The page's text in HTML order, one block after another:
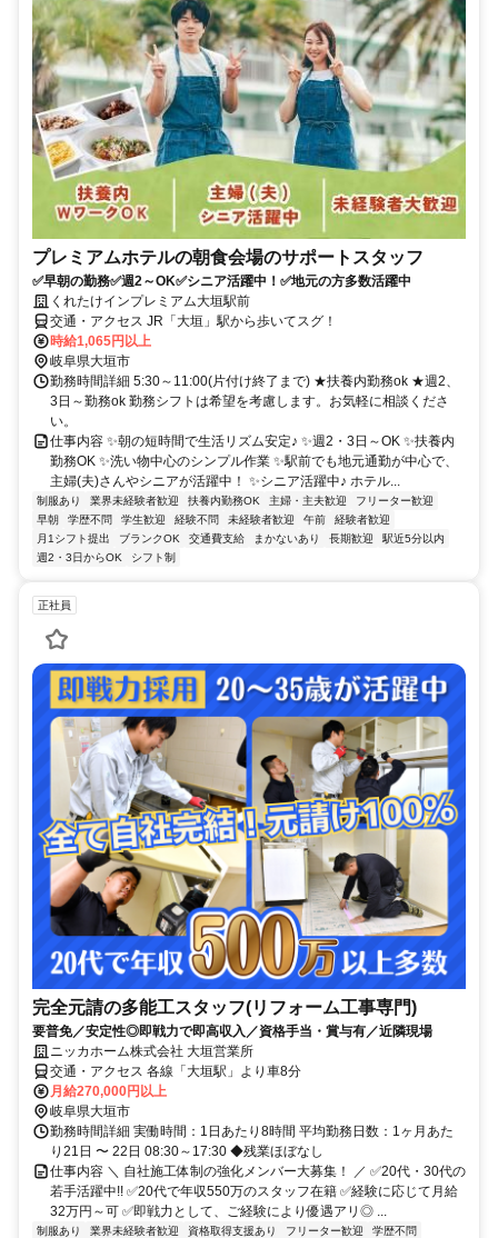
プレミアムホテルの朝食会場のサポートスタッフ
✅早朝の勤務✅週2～OK✅シニア活躍中！✅地元の方多数活躍中
くれたけインプレミアム大垣駅前
交通・アクセス JR「大垣」駅から歩いてスグ！
時給1,065円以上
岐阜県大垣市
勤務時間詳細 5:30～11:00(片付け終了まで) ★扶養内勤務ok ★週2、
3日～勤務ok 勤務シフトは希望を考慮します。お気軽に相談くださ
い。
仕事内容 ✨朝の短時間で生活リズム安定♪ ✨週2・3日～OK ✨扶養内
勤務OK ✨洗い物中心のシンプル作業 ✨駅前でも地元通勤が中心で、
主婦(夫)さんやシニアが活躍中！ ✨シニア活躍中♪ ホテル...
制服あり 業界未経験者歓迎 扶養内勤務OK 主婦・主夫歓迎
フリーター歓迎
早朝
学歴不問 学生歓迎 経験不問 未経験者歓迎 午前
経験者歓迎
月1シフト提出
ブランクOK 交通費支給 まかないあり 長期歓迎
駅近5分以内
週2・3日からOK
シフト制
正社員
完全元請の多能工スタッフ(リフォーム工事専門)
要普免／安定性◎即戦力で即高収入／資格手当・賞与有／近隣現場
ニッカホーム株式会社 大垣営業所
交通・アクセス 各線「大垣駅」より車8分
月給270,000円以上
岐阜県大垣市
勤務時間詳細 実働時間：1日あたり8時間 平均勤務日数：1ヶ月あた
り21日 〜 22日 08:30～17:30 ◆残業ほぼなし
仕事内容 ＼ 自社施工体制の強化メンバー大募集！ ／ ✅20代・30代の
若手活躍中!! ✅20代で年収550万のスタッフ在籍 ✅経験に応じて月給
32万円～可 ✅即戦力として、ご経験により優遇アリ◎ ...
制服あり 業界未経験者歓迎 資格取得支援あり フリーター歓迎
学歴不問